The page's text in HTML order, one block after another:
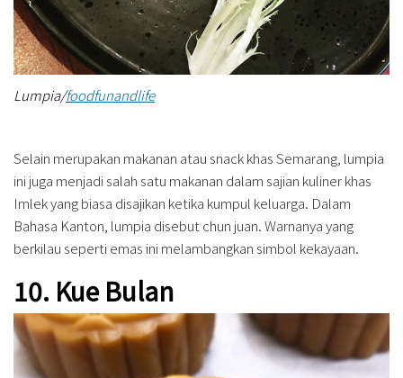
Lumpia/foodfunandlife
Selain merupakan makanan atau snack khas Semarang, lumpia
ini juga menjadi salah satu makanan dalam sajian kuliner khas
Imlek yang biasa disajikan ketika kumpul keluarga. Dalam
Bahasa Kanton, lumpia disebut chun juan. Warnanya yang
berkilau seperti emas ini melambangkan simbol kekayaan.
10. Kue Bulan